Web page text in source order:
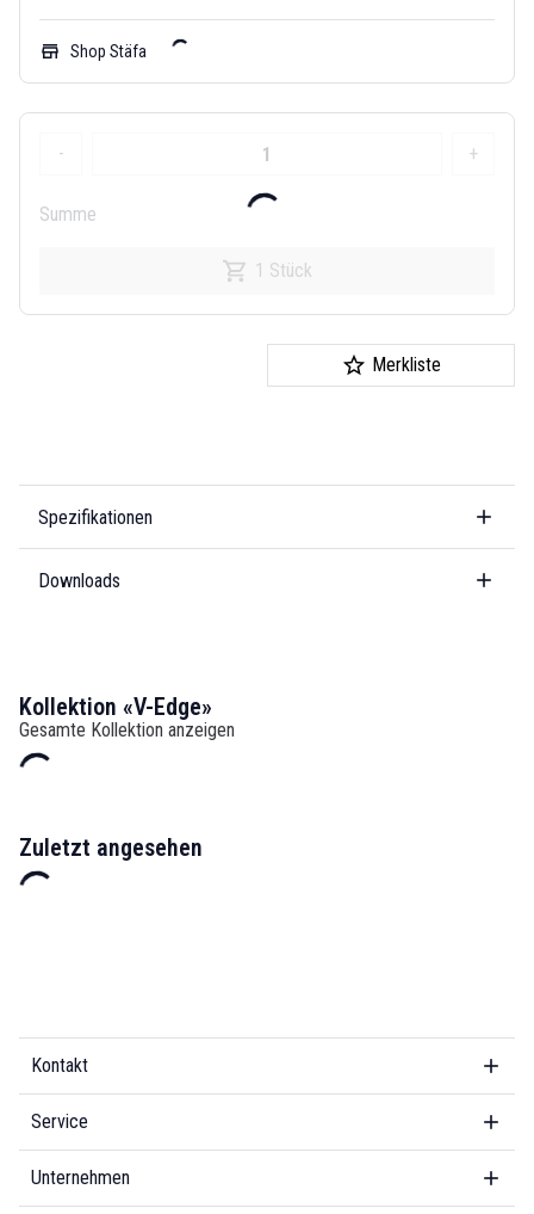
store Shop Stäfa
- +
Summe
1 Stück
Merkliste
Spezifikationen
Downloads
Kollektion «V-Edge»
Gesamte Kollektion anzeigen
Zuletzt angesehen
Kontakt
Service
Unternehmen